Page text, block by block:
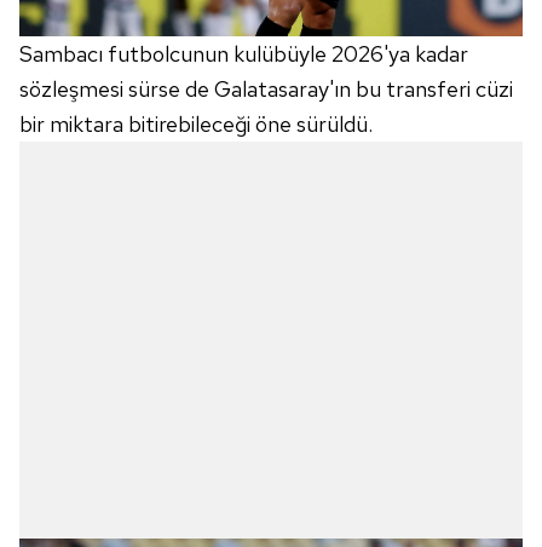
Sambacı futbolcunun kulübüyle 2026'ya kadar
sözleşmesi sürse de Galatasaray'ın bu transferi cüzi
bir miktara bitirebileceği öne sürüldü.